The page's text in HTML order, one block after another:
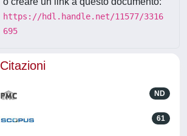
https://hdl.handle.net/11577/3316
695
Citazioni
ND
61